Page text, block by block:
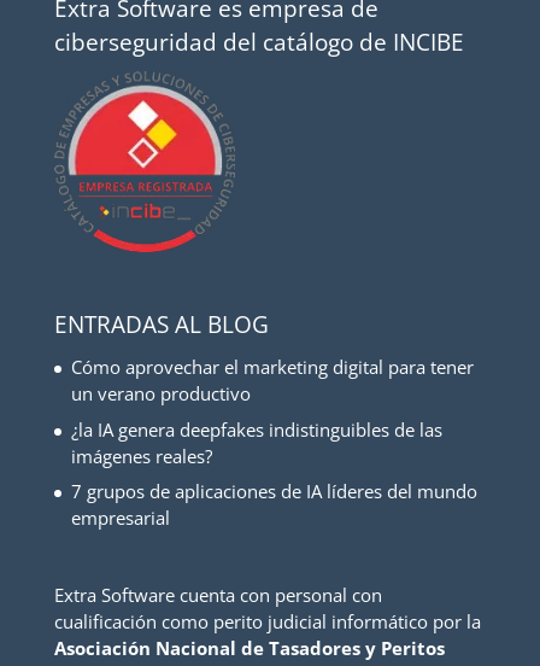
Extra Software es empresa de
ciberseguridad del catálogo de INCIBE
ENTRADAS AL BLOG
Cómo aprovechar el marketing digital para tener
un verano productivo
¿la IA genera deepfakes indistinguibles de las
imágenes reales?
7 grupos de aplicaciones de IA líderes del mundo
empresarial
Extra Software cuenta con personal con
cualificación como perito judicial informático por la
Asociación Nacional de Tasadores y Peritos